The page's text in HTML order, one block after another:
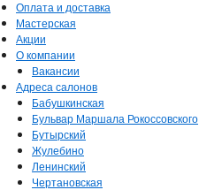
Оплата и доставка
Мастерская
Акции
О компании
Вакансии
Адреса салонов
Бабушкинская
Бульвар Маршала Рокоссовского
Бутырский
Жулебино
Ленинский
Чертановская